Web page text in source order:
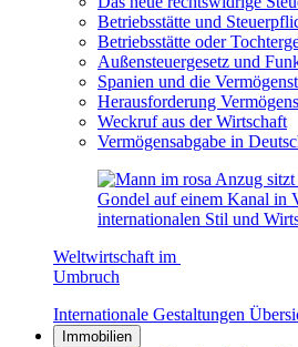
Betriebsstätte und
Betriebsstätte oder
Außensteuergesetz und
Spanien und die
Herausforderung
Weckruf aus der Wirtschaft
Vermögensabgabe in
Weltwirtschaft im
Umbruch
Internationale Gestaltungen
Immobilien